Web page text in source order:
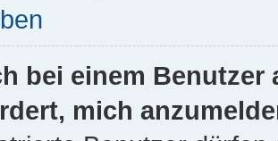
bei einem
mich